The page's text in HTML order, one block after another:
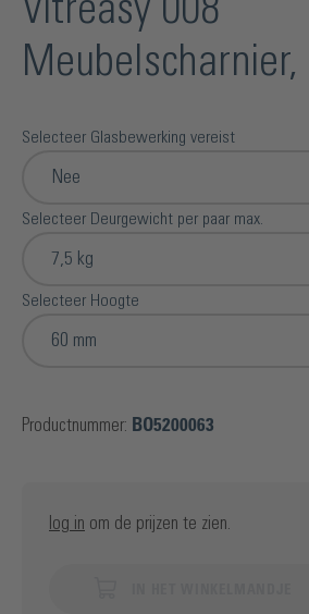
Vitreasy 008
Selecteer Glasbewerking vereist
Nee
Selecteer Deurgewicht per paar max.
7,5 kg
Selecteer Hoogte
60 mm
Productnummer: BO5200063
log in om de prijzen te zien.